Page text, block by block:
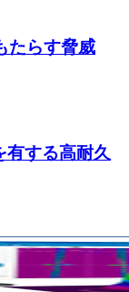
たらす脅威
する高耐久